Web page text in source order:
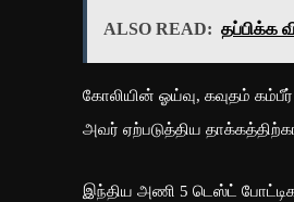
ALSO READ: தப்பிக்க
கோலியின் ஓய்வு, கவுதம்
அவர் ஏற்படுத்திய
இந்திய அணி 5 டெஸ்ட்